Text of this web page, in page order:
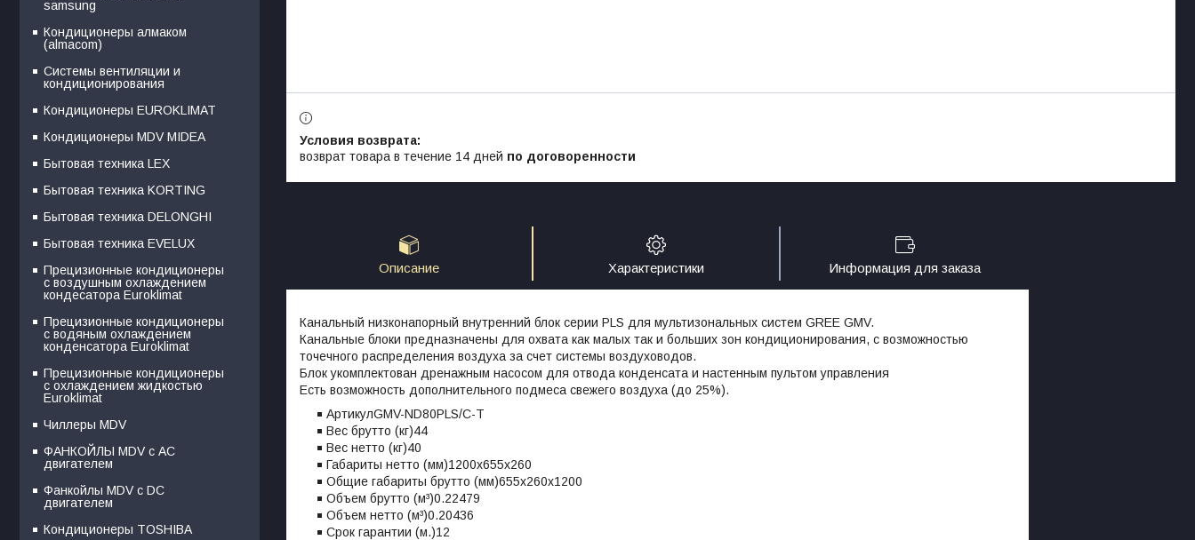
возврат товара в течение 14 дней по договоренности
Описание Характеристики Информация для заказа
Канальный низконапорный внутренний блок серии PLS для мультизональных систем GREE GMV.
Канальные блоки предназначены для охвата как малых так и больших зон кондиционирования, с возможностью
точечного распределения воздуха за счет системы воздуховодов.
Блок укомплектован дренажным насосом для отвода конденсата и настенным пультом управления
Есть возможность дополнительного подмеса свежего воздуха (до 25%).
АртикулGMV-ND80PLS/C-T
Вес брутто (кг)44
Вес нетто (кг)40
Габариты нетто (мм)1200x655x260
Общие габариты брутто (мм)655x260x1200
Объем брутто (м³)0.22479
Объем нетто (м³)0.20436
Срок гарантии (м.)12
samsung
Кондиционеры алмаком
(almacom)
Системы вентиляции и
кондиционирования
Кондиционеры EUROKLIMAT
Кондиционеры MDV MIDEA
Бытовая техника LEX
Бытовая техника KORTING
Бытовая техника DELONGHI
Бытовая техника EVELUX
Прецизионные кондиционеры
с воздушным охлаждением
кондесатора Euroklimat
Прецизионные кондиционеры
с водяным охлаждением
конденсатора Euroklimat
Прецизионные кондиционеры
с охлаждением жидкостью
Euroklimat
Чиллеры MDV
ФАНКОЙЛЫ MDV с АС
двигателем
Фанкойлы MDV c DC
двигателем
Кондиционеры TOSHIBA